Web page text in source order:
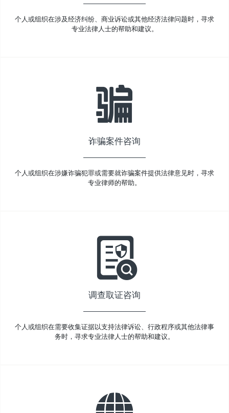
个人或组织在涉及经济纠纷、商业诉讼或其他经济法律问题时，寻求
专业法律人士的帮助和建议。
诈骗案件咨询
个人或组织在涉嫌诈骗犯罪或需要就诈骗案件提供法律意见时，寻求
专业律师的帮助。
调查取证咨询
个人或组织在需要收集证据以支持法律诉讼、行政程序或其他法律事
务时，寻求专业法律人士的帮助和建议。